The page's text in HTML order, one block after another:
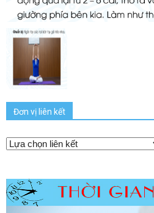
Đơn vị liên kết